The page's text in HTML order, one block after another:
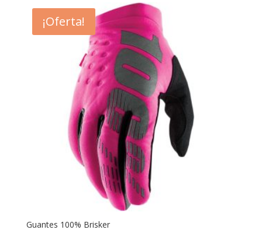
¡Oferta!
Guantes 100% Brisker